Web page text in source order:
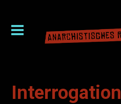
Interrogation